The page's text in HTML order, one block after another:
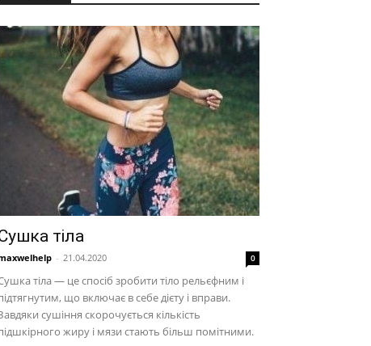
тіла
- 21.04.2020 0
тіла — це спосіб зробити тіло рельєфним і
що включає в себе дієту і вправи.
сушіння скорочується кількість
жиру і мязи стають більш помітними.